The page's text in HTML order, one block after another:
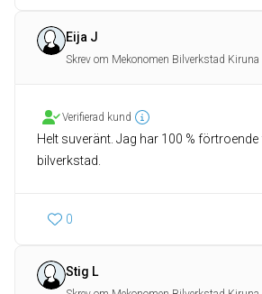
Eija J
Skrev om Mekonomen Bilverkstad Kiruna
Verifierad kund
Helt suveränt. Jag har 100 %
bilverkstad.
0
Stig L